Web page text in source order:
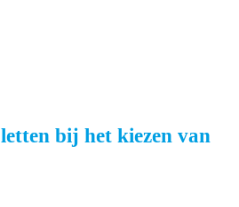
bij het kiezen van